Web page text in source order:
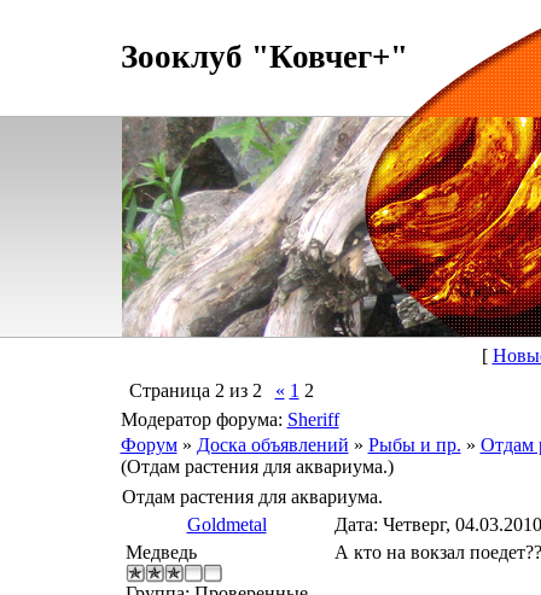
Зооклуб "Ковчег+"
[
Страница 2 из 2 « 1 2
Модератор форума: Sheriff
Форум » Доска объявлений » Рыбы и пр. » Отдам
(Отдам растения для аквариума.)
Отдам растения для аквариума.
Goldmetal
Дата: Четверг,
Медведь
А кто на вокзал